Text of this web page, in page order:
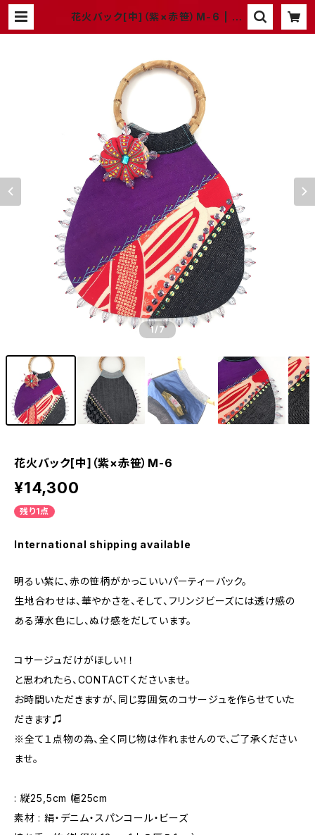
花火バック[中]（紫×赤笹）M-6 | at
1/7
花火バック[中]（紫×赤笹）M-6
¥14,300
残り1点
International shipping available
明るい紫に、赤の笹柄がかっこいいパーティーバック。
生地合わせは、華やかさを、そして、フリンジビーズには透け感の
ある薄水色にし、ぬけ感をだしています。
コサージュだけがほしい！！
と思われたら、CONTACTくださいませ。
お時間いただきますが、同じ雰囲気のコサージュを作らせていた
だきます♫
※全て１点物の為、全く同じ物は作れませんので、ご了承ください
ませ。
: 縦25,5cm 幅25cm
素材 : 絹・デニム・スパンコール・ビーズ